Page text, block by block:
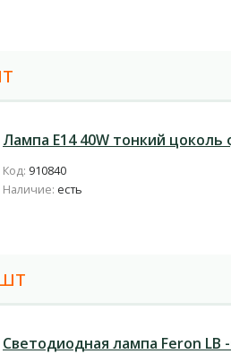
Лампа E14 40W тонкий цоколь
Код: 910840
Наличие: есть
Светодиодная лампа Feron LB -